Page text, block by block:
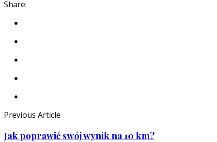
Share:
Previous Article
Jak poprawić swój wynik na 10 km?